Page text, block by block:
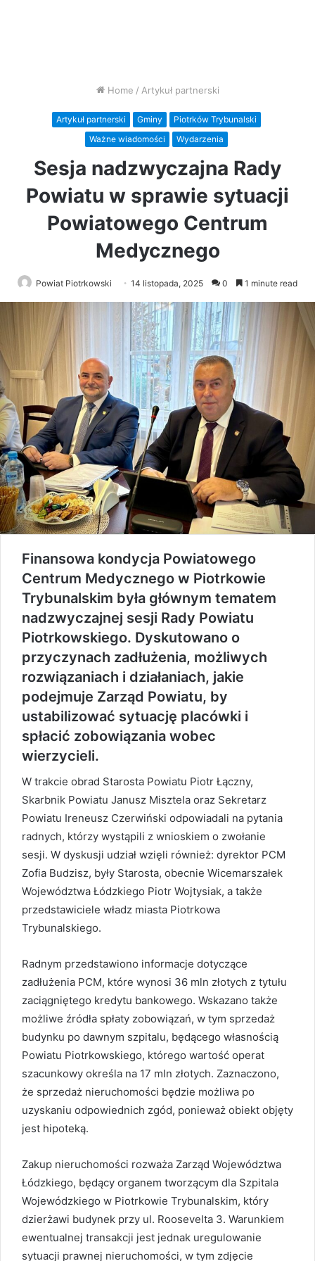
Home / Artykuł partnerski
Artykuł partnerski Gminy
Piotrków Trybunalski
Ważne wiadomości
Wydarzenia
Sesja nadzwyczajna Rady
Powiatu w sprawie sytuacji
Powiatowego Centrum
Medycznego
Powiat Piotrkowski 14 listopada, 2025 0 1 minute read
Finansowa kondycja Powiatowego
Centrum Medycznego w Piotrkowie
Trybunalskim była głównym tematem
nadzwyczajnej sesji Rady Powiatu
Piotrkowskiego. Dyskutowano o
przyczynach zadłużenia, możliwych
rozwiązaniach i działaniach, jakie
podejmuje Zarząd Powiatu, by
ustabilizować sytuację placówki i
spłacić zobowiązania wobec
wierzycieli.
W trakcie obrad Starosta Powiatu Piotr Łączny,
Skarbnik Powiatu Janusz Misztela oraz Sekretarz
Powiatu Ireneusz Czerwiński odpowiadali na pytania
radnych, którzy wystąpili z wnioskiem o zwołanie
sesji. W dyskusji udział wzięli również: dyrektor PCM
Zofia Budzisz, były Starosta, obecnie Wicemarszałek
Województwa Łódzkiego Piotr Wojtysiak, a także
przedstawiciele władz miasta Piotrkowa
Trybunalskiego.
Radnym przedstawiono informacje dotyczące
zadłużenia PCM, które wynosi 36 mln złotych z tytułu
zaciągniętego kredytu bankowego. Wskazano także
możliwe źródła spłaty zobowiązań, w tym sprzedaż
budynku po dawnym szpitalu, będącego własnością
Powiatu Piotrkowskiego, którego wartość operat
szacunkowy określa na 17 mln złotych. Zaznaczono,
że sprzedaż nieruchomości będzie możliwa po
uzyskaniu odpowiednich zgód, ponieważ obiekt objęty
jest hipoteką.
Zakup nieruchomości rozważa Zarząd Województwa
Łódzkiego, będący organem tworzącym dla Szpitala
Wojewódzkiego w Piotrkowie Trybunalskim, który
dzierżawi budynek przy ul. Roosevelta 3. Warunkiem
ewentualnej transakcji jest jednak uregulowanie
sytuacji prawnej nieruchomości, w tym zdjęcie